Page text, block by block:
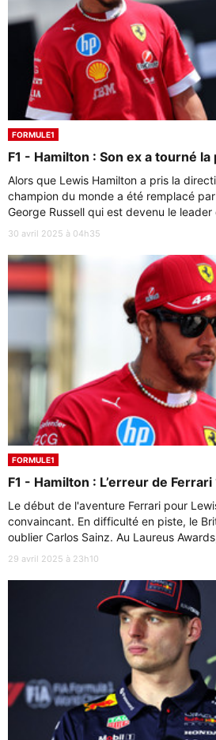
FORMULE1
F1 - Hamilton : Son ex a tourné la
Alors que Lewis Hamilton a pris la
champion du monde a été remplacé
George Russell qui est devenu le
30 avril 2025 à 04h35
FORMULE1
F1 - Hamilton : L’erreur de Ferrari
Le début de l'aventure Ferrari pour
convaincant. En difficulté en piste, le
oublier Carlos Sainz. Au Laureus
29 avril 2025 à 23h10